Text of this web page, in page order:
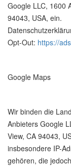
Google LLC, 1600
94043, USA, ein.
Opt-Out: https://
Google Maps
Wir binden die
Anbieters Google
View, CA 94043,
insbesondere IP-
gehören, die